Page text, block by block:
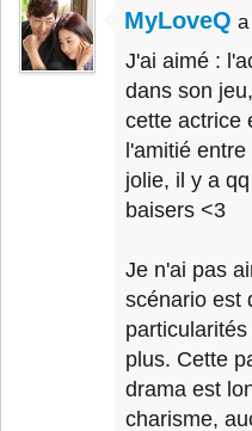
MyLoveQ
J'ai aimé :
dans son
cette actrice
l'amitié
jolie, il y a
baisers <3
Je n'ai pas
scénario est
plus. Cette
drama est
charisme,